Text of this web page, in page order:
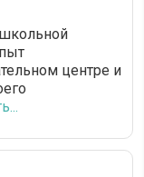
центре и